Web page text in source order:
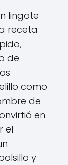
lingote
receta
de
como
de
en
el
y